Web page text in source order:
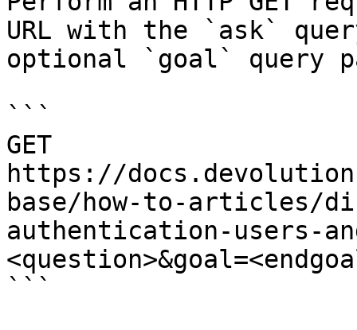
URL with the `ask`
optional `goal` query
```
GET
https://
base/how-to-articles/
authentication-users-
```